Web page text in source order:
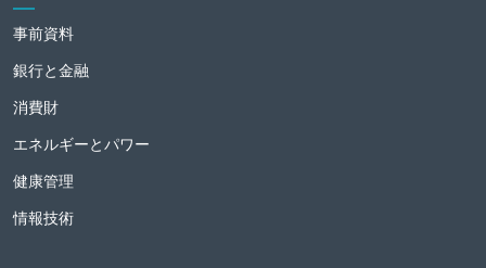
事前資料
銀行と金融
消費財
エネルギーとパワー
健康管理
情報技術